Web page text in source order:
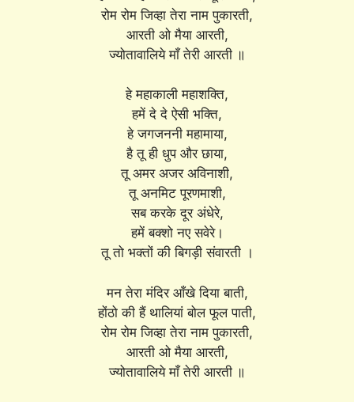
रोम रोम जिव्हा तेरा नाम पुकारती,
आरती ओ मैया आरती,
ज्योतावालिये माँ तेरी आरती ॥
हे महाकाली महाशक्ति,
हमें दे दे ऐसी भक्ति,
हे जगजननी महामाया,
है तू ही धुप और छाया,
तू अमर अजर अविनाशी,
तू अनमिट पूरणमाशी,
सब करके दूर अंधेरे,
हमें बक्शो नए सवेरे।
तू तो भक्तों की बिगड़ी संवारती ।
मन तेरा मंदिर आँखे दिया बाती,
होंठो की हैं थालियां बोल फूल पाती,
रोम रोम जिव्हा तेरा नाम पुकारती,
आरती ओ मैया आरती,
ज्योतावालिये माँ तेरी आरती ॥